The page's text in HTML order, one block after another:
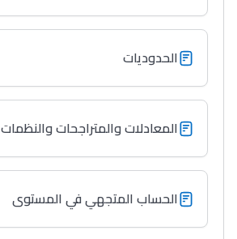
الحدوديات
المعادلات والمتراجحات والنظمات
الحساب المتجهي في المستوى